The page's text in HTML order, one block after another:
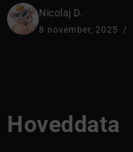
Nicolaj D.
8 november, 2025
Hoveddata